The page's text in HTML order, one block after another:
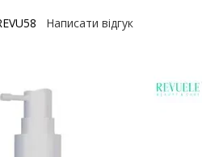
Написати відгук